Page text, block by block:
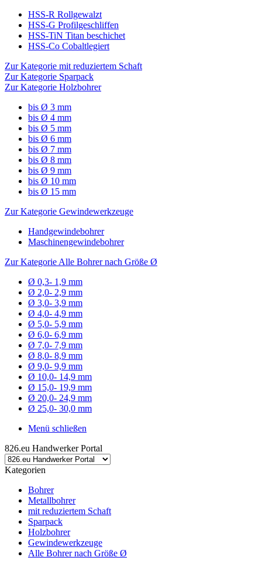
HSS-R Rollgewalzt
HSS-G Profilgeschliffen
HSS-TiN Titan beschichet
HSS-Co Cobaltlegiert
Zur Kategorie mit reduziertem Schaft
Zur Kategorie Sparpack
Zur Kategorie Holzbohrer
bis Ø 3 mm
bis Ø 4 mm
bis Ø 5 mm
bis Ø 6 mm
bis Ø 7 mm
bis Ø 8 mm
bis Ø 9 mm
bis Ø 10 mm
bis Ø 15 mm
Zur Kategorie Gewindewerkzeuge
Handgewindebohrer
Maschinengewindebohrer
Zur Kategorie Alle Bohrer nach Größe Ø
Ø 0,3- 1,9 mm
Ø 2,0- 2,9 mm
Ø 3,0- 3,9 mm
Ø 4,0- 4,9 mm
Ø 5,0- 5,9 mm
Ø 6,0- 6,9 mm
Ø 7,0- 7,9 mm
Ø 8,0- 8,9 mm
Ø 9,0- 9,9 mm
Ø 10,0- 14,9 mm
Ø 15,0- 19,9 mm
Ø 20,0- 24,9 mm
Ø 25,0- 30,0 mm
Menü schließen
826.eu Handwerker Portal
Kategorien
Bohrer
Metallbohrer
mit reduziertem Schaft
Sparpack
Holzbohrer
Gewindewerkzeuge
Alle Bohrer nach Größe Ø